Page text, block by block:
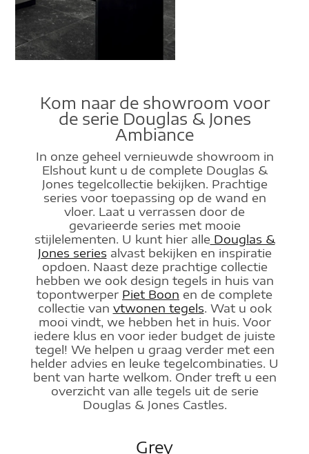
Kom naar de showroom voor
de serie Douglas & Jones
Ambiance
In onze geheel vernieuwde showroom in
Elshout kunt u de complete Douglas &
Jones tegelcollectie bekijken. Prachtige
series voor toepassing op de wand en
vloer. Laat u verrassen door de
gevarieerde series met mooie
stijlelementen. U kunt hier alleDouglas &
Jones seriesalvast bekijken en inspiratie
opdoen. Naast deze prachtige collectie
hebben we ook design tegels in huis van
topontwerper Piet Boon en de complete
collectie van vtwonen tegels. Wat u ook
mooi vindt, we hebben het in huis. Voor
iedere klus en voor ieder budget de juiste
tegel! We helpen u graag verder met een
helder advies en leuke tegelcombinaties. U
bent van harte welkom. Onder treft u een
overzicht van alle tegels uit de serie
Douglas & Jones Castles.
Grey